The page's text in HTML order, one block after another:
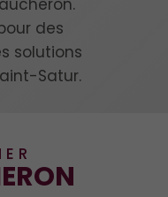
des
solutions
Satur.